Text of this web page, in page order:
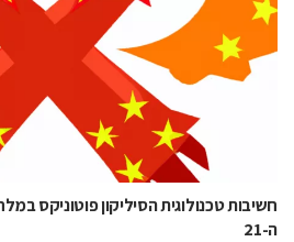
חשיבות טכנולוגית הסיליקון פוטוניקס
ה-21